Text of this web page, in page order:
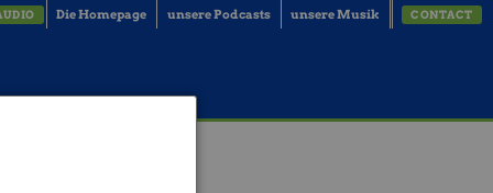
Die Homepage unsere Podcasts unsere Musik CONTACT